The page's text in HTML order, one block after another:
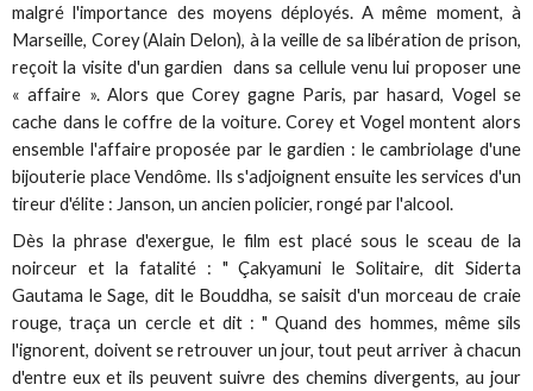
malgré l'importance des moyens déployés. A même moment, à
Marseille, Corey (Alain Delon), à la veille de sa libération de prison,
reçoit la visite d'un gardien dans sa cellule venu lui proposer une
« affaire ». Alors que Corey gagne Paris, par hasard, Vogel se
cache dans le coffre de la voiture. Corey et Vogel montent alors
ensemble l'affaire proposée par le gardien : le cambriolage d'une
bijouterie place Vendôme. Ils s'adjoignent ensuite les services d'un
tireur d'élite : Janson, un ancien policier, rongé par l'alcool.
Dès la phrase d'exergue, le film est placé sous le sceau de la
noirceur et la fatalité : " Çakyamuni le Solitaire, dit Siderta
Gautama le Sage, dit le Bouddha, se saisit d'un morceau de craie
rouge, traça un cercle et dit : " Quand des hommes, même sils
l'ignorent, doivent se retrouver un jour, tout peut arriver à chacun
d'entre eux et ils peuvent suivre des chemins divergents, au jour